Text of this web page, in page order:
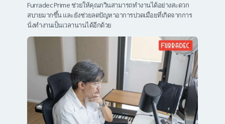
Furradec Prime ช่วยให้คุณกวินสามารถทำงานได้อย่างสะดวก
สบายมากขึ้น และยังช่วยลดปัญหาอาการปวดเมื่อยที่เกิดจากการ
นั่งทำงานเป็นเวลานานได้อีกด้วย